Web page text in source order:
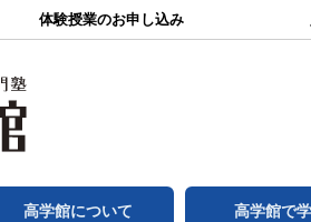
体験授業のお申し込み
高学館について 高学館で